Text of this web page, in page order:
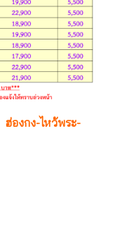
ฮ่องกง-ไหว้พระ-